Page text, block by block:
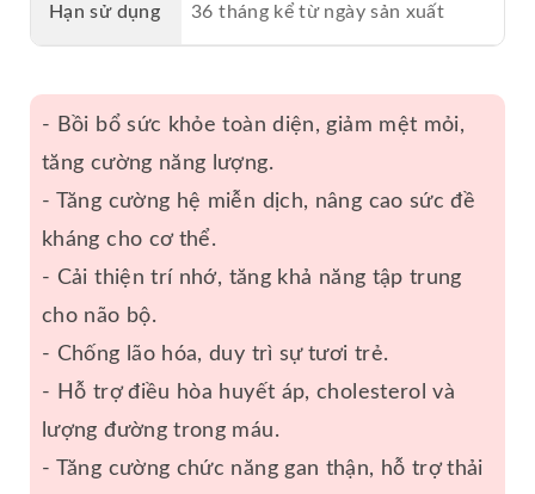
Hạn sử dụng 36 tháng kể từ ngày sản xuất
- Bồi bổ sức khỏe toàn diện, giảm mệt mỏi,
tăng cường năng lượng.
- Tăng cường hệ miễn dịch, nâng cao sức đề
kháng cho cơ thể.
- Cải thiện trí nhớ, tăng khả năng tập trung
cho não bộ.
- Chống lão hóa, duy trì sự tươi trẻ.
- Hỗ trợ điều hòa huyết áp, cholesterol và
lượng đường trong máu.
- Tăng cường chức năng gan thận, hỗ trợ thải